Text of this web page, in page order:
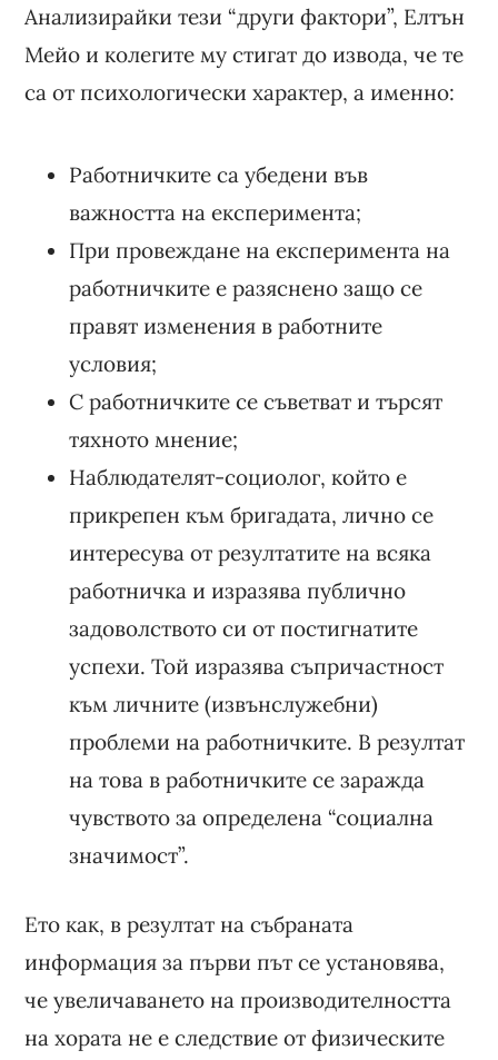
Анализирайки тези “други фактори”, Елтън
Мейо и колегите му стигат до извода, че те
са от психологически характер, а именно:
Работничките са убедени във
важността на експеримента;
При провеждане на експеримента на
работничките е разяснено защо се
правят изменения в работните
условия;
С работничките се съветват и търсят
тяхното мнение;
Наблюдателят-социолог, който е
прикрепен към бригадата, лично се
интересува от резултатите на всяка
работничка и изразява публично
задоволството си от постигнатите
успехи. Той изразява съпричастност
към личните (извънслужебни)
проблеми на работничките. В резултат
на това в работничките се заражда
чувството за определена “социална
значимост”.
Ето как, в резултат на събраната
информация за първи път се установява,
че увеличаването на производителността
на хората не е следствие от физическите